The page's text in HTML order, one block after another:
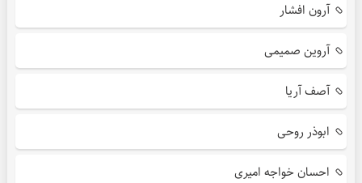
آرون افشار
آروین صمیمی
آصف آریا
ابوذر روحی
احسان خواجه امیری